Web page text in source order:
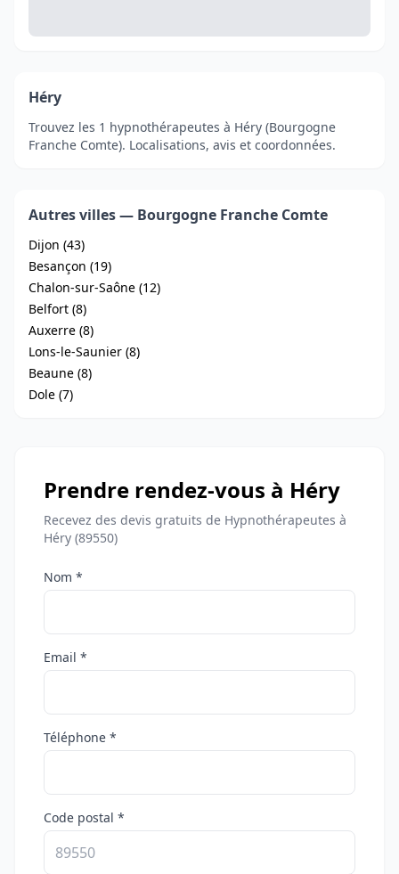
Héry
Trouvez les 1 hypnothérapeutes à Héry (Bourgogne
Franche Comte). Localisations, avis et coordonnées.
Autres villes — Bourgogne Franche Comte
Dijon (43)
Besançon (19)
Chalon-sur-Saône (12)
Belfort (8)
Auxerre (8)
Lons-le-Saunier (8)
Beaune (8)
Dole (7)
Prendre rendez-vous à Héry
Recevez des devis gratuits de Hypnothérapeutes à
Héry (89550)
Nom *
Email *
Téléphone *
Code postal *